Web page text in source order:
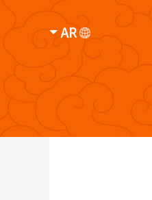
AR